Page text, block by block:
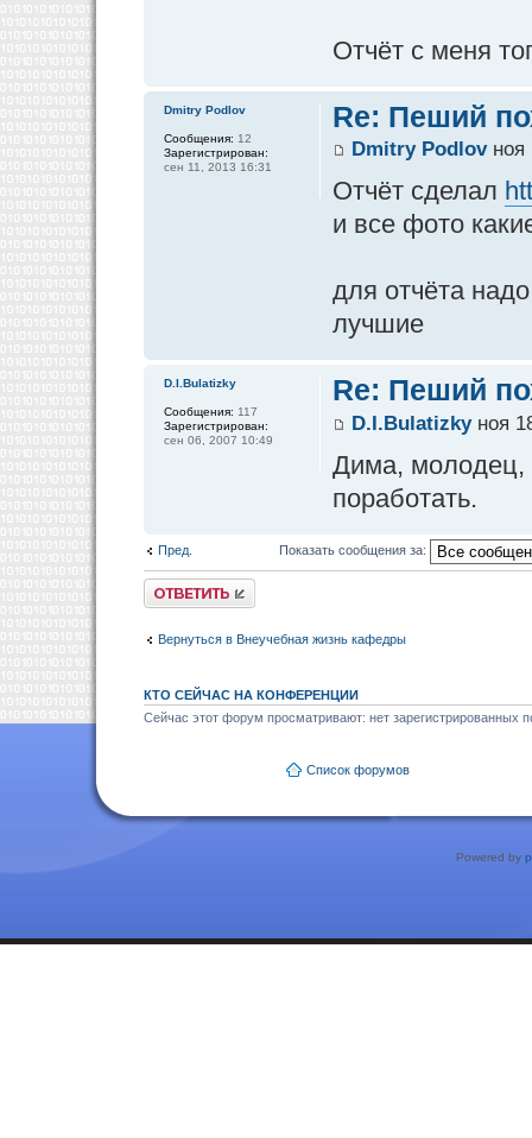
Отчёт с меня
Re: Пеший
Dmitry Podlovноя
Отчёт сделал
и все фото
для отчёта
лучшие
Dmitry Podlov
Сообщения: 12
Зарегистрирован:
сен 11, 2013 16:31
Re: Пеший
D.I.Bulatizkyноя
Дима, молодец,
поработать.
D.I.Bulatizky
Сообщения: 117
Зарегистрирован:
сен 06, 2007 10:49
Пред. Показать сообщения за:
Ответить
Вернуться в Внеучебная жизнь кафедры
КТО СЕЙЧАС НА КОНФЕРЕНЦИИ
Сейчас этот форум просматривают: нет зарегистрированных
Список форумов
Powered by